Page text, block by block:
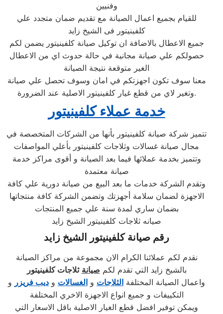
وفنيين
للقيام بجميع اعمال الصيانة مع تقديم ضمان متجدد علي
كلفينيتور فى الشيخ زايد
جميع الاعطال بالاضافة ان توكيل صيانة كلفينيتور يضمن لكم
حصولكم علي صيانة مجانية في حالة حدوث اي من الاعطال
الغير متوقعة نتيجة الصيانة
معنا سوف تكون اجهزتكم في امان وسوف تحصل علي صيانة
وتغير لاي من قطع غيار كلفينيتور الاصلية عند الضرورة.
خدمة عملاءكلفينيتور
تتميز شركة صيانة كلفينيتور بأنها من الشركات المتخصصة في
مجال صيانة غسالات وثلاجات كلفينيتور بأعلي المواصفات
وتتميز بخدمة عملائها فيما بعد الصيانة و أقوى مراكز خدمة
صيانة معتمدة
وتقدم الشركة خدمات ما بعد البيع من صيانة دورية علي كافة
الاجهزة لضمان سلامة أجهزتك وتضمن الشركة كافة منتجاتها
بضمان ساري لمدة سنة علي جميع المنتجات
صيانه ثلاجات كلفينيتور الشيخ زايد
رقم صيانةكلفينيتور الشيخ زايد
نقدم لكم عملائنا الكرام الان مجموعة من مراكز الصيانة
بالشيخ زايد التي تقدم لكم صيانة ثلاجات كلفينيتور
واعمال الصيانة المختلفة الثلاجات و الغسالات و ديب فريزر و
التكييفات و جميع انواع الاجهزة الاخري المختلفة
ويمكن توفير افضل قطع الغيار الاصلية باقل الاسعار التي